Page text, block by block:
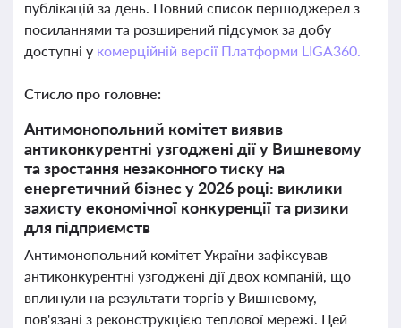
публікацій за день. Повний список першоджерел з
посиланнями та розширений підсумок за добу
доступні у комерційній версії Платформи LIGA360.
Стисло про головне:
Антимонопольний комітет виявив
антиконкурентні узгоджені дії у Вишневому
та зростання незаконного тиску на
енергетичний бізнес у 2026 році: виклики
захисту економічної конкуренції та ризики
для підприємств
Антимонопольний комітет України зафіксував
антиконкурентні узгоджені дії двох компаній, що
вплинули на результати торгів у Вишневому,
пов'язані з реконструкцією теплової мережі. Цей